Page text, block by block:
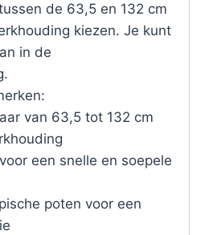
de 63,5 en 132 cm
kiezen. Je kunt
in de
van 63,5 tot 132 cm
een snelle en soepele
poten voor een